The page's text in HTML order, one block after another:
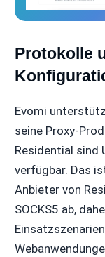
Protokolle
Evomi
seine Proxy-
Residential sind
verfügbar. Das
Anbieter von
SOCKS5 ab,